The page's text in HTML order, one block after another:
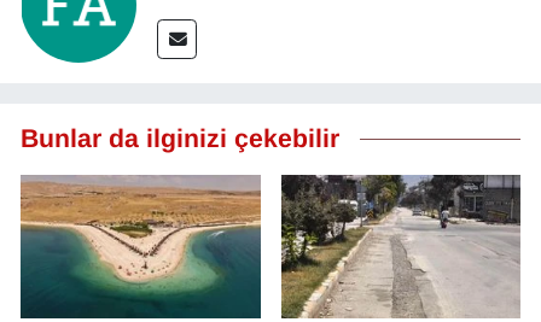
Bunlar da ilginizi çekebilir